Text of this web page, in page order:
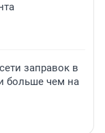
заправок в
больше чем на